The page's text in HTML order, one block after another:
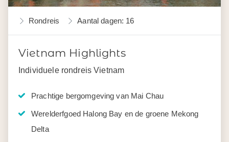
Rondreis Aantal dagen: 16
Vietnam Highlights
Individuele rondreis Vietnam
Prachtige bergomgeving van Mai Chau
Werelderfgoed Halong Bay en de groene Mekong
Delta